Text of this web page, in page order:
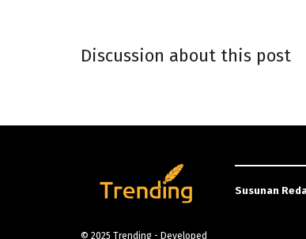
Discussion about this post
© 2025 Trending - Developed
Susunan